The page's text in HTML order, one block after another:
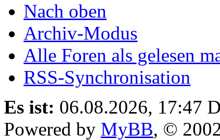
Nach oben
Archiv-Modus
Alle Foren als gelesen
RSS-Synchronisation
Es ist: 06.08.2026, 17:47
Powered by MyBB, ©